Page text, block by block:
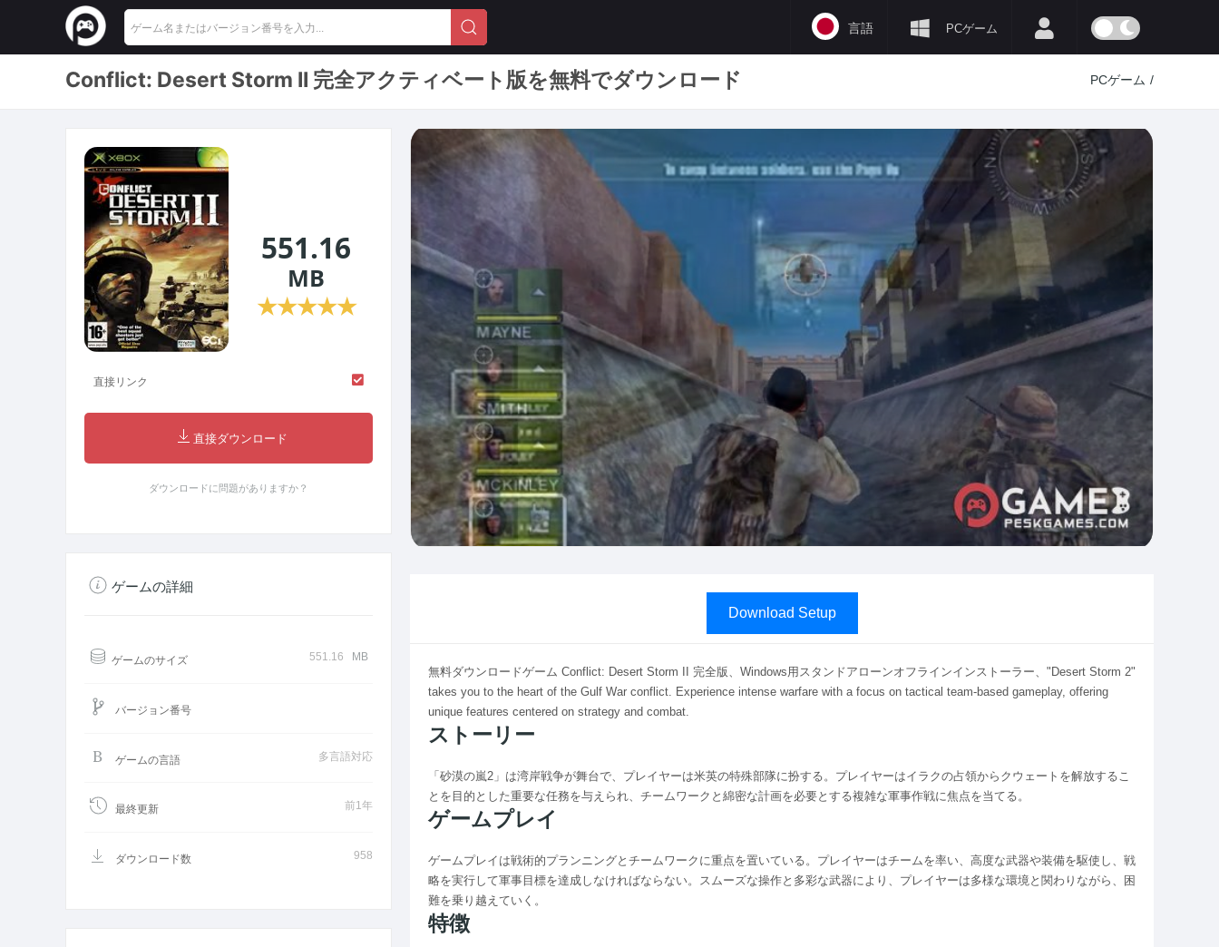
PCゲーム
言語
Conflict: Desert Storm II 完全アクティベート版を無料でダウンロード PCゲーム /
Download Setup
無料ダウンロードゲーム Conflict: Desert Storm II 完全版、Windows用スタンドアローンオフラインインストーラー、"Desert Storm 2"
takes you to the heart of the Gulf War conflict. Experience intense warfare with a focus on tactical team-based gameplay, offering
unique features centered on strategy and combat.
ストーリー
「砂漠の嵐2」は湾岸戦争が舞台で、プレイヤーは米英の特殊部隊に扮する。プレイヤーはイラクの占領からクウェートを解放するこ
とを目的とした重要な任務を与えられ、チームワークと綿密な計画を必要とする複雑な軍事作戦に焦点を当てる。
ゲームプレイ
ゲームプレイは戦術的プランニングとチームワークに重点を置いている。プレイヤーはチームを率い、高度な武器や装備を駆使し、戦
略を実行して軍事目標を達成しなければならない。スムーズな操作と多彩な武器により、プレイヤーは多様な環境と関わりながら、困
難を乗り越えていく。
特徴
551.16
MB
★★★★★
直接リンク
直接ダウンロード
ダウンロードに問題がありますか？
ゲームの詳細
ゲームのサイズ 551.16 MB
バージョン番号
ゲームの言語 多言語対応
最終更新 前1年
ダウンロード数 958